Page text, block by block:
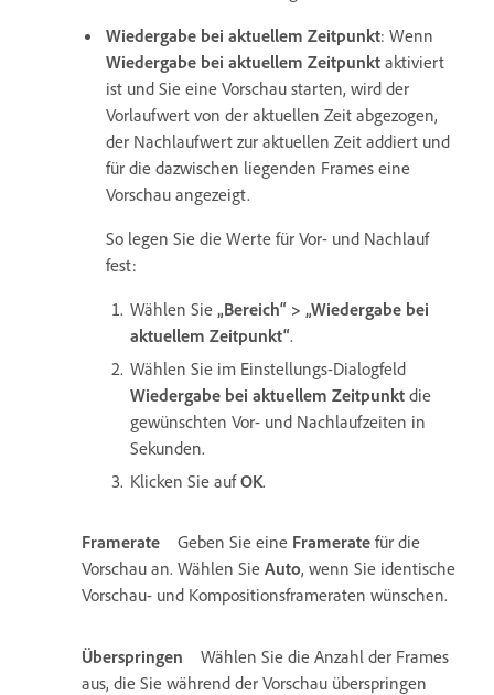
Wiedergabe bei aktuellem Zeitpunkt: Wenn
Wiedergabe bei aktuellem Zeitpunkt aktiviert
ist und Sie eine Vorschau starten, wird der
Vorlaufwert von der aktuellen Zeit abgezogen,
der Nachlaufwert zur aktuellen Zeit addiert und
für die dazwischen liegenden Frames eine
Vorschau angezeigt.
So legen Sie die Werte für Vor- und Nachlauf
fest:
Wählen Sie „Bereich“ > „Wiedergabe bei
aktuellem Zeitpunkt“.
Wählen Sie im Einstellungs-Dialogfeld
Wiedergabe bei aktuellem Zeitpunkt die
gewünschten Vor- und Nachlaufzeiten in
Sekunden.
Klicken Sie aufOK.
Framerate Geben Sie eine Framerate für die
Vorschau an. Wählen Sie Auto, wenn Sie identische
Vorschau- und Kompositionsframeraten wünschen.
Überspringen
Wählen Sie die Anzahl der Frames
aus, die Sie während der Vorschau überspringen